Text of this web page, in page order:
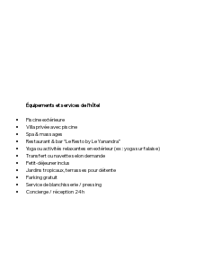
Équipements et services de l’hôtel
Piscine extérieure
Villa privée avec piscine
Spa & massages
Restaurant & bar “Le Resto by Le Yanandra”
Yoga ou activités relaxantes en extérieur (ex : yoga sur falaise)
Transfert ou navette selon demande
Petit-déjeuner inclus
Jardins tropicaux, terrasses pour détente
Parking gratuit
Service de blanchisserie / pressing
Concierge / réception 24h